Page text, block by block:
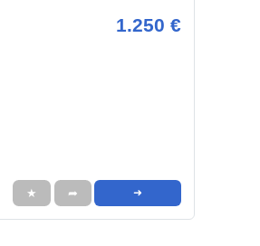
1.250 €
★ ➦ ➜